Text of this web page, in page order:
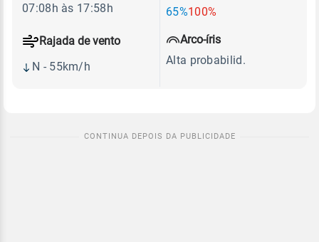
65%100%
Rajada de vento
N - 55km/h
07:08h às 17:58h
Arco-íris
Alta probabilid.